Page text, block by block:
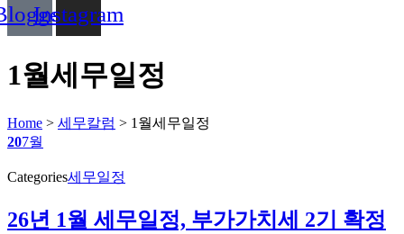
Instagram
1월세무일정
Home > 세무칼럼 > 1월세무일정
207월
Categories세무일정
26년 1월 세무일정, 부가가치세 2기 확정